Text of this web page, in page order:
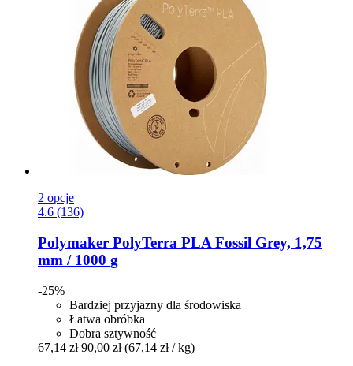
2 opcje
4.6 (136)
Polymaker PolyTerra PLA Fossil Grey, 1,75
mm / 1000 g
-25%
Bardziej przyjazny dla środowiska
Łatwa obróbka
Dobra sztywność
67,14 zł 90,00 zł (67,14 zł / kg)